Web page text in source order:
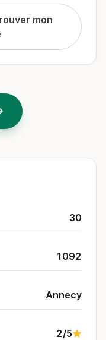
mon
30
1092
Annecy
2/5